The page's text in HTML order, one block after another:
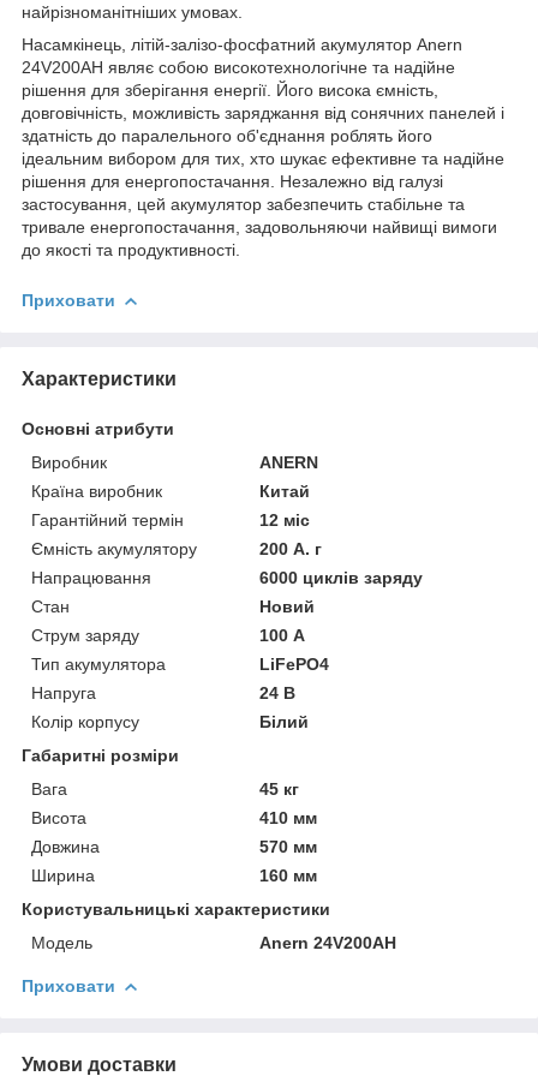
найрізноманітніших умовах.
Насамкінець, літій-залізо-фосфатний акумулятор Anern
24V200AH являє собою високотехнологічне та надійне
рішення для зберігання енергії. Його висока ємність,
довговічність, можливість заряджання від сонячних панелей і
здатність до паралельного об'єднання роблять його
ідеальним вибором для тих, хто шукає ефективне та надійне
рішення для енергопостачання. Незалежно від галузі
застосування, цей акумулятор забезпечить стабільне та
тривале енергопостачання, задовольняючи найвищі вимоги
до якості та продуктивності.
Приховати
Характеристики
Основні атрибути
Виробник
ANERN
Країна виробник
Китай
Гарантійний термін
12 міс
Ємність акумулятору
200 А. г
Напрацювання
6000 циклів заряду
Стан
Новий
Струм заряду
100 А
Тип акумулятора
LiFePO4
Напруга
24 В
Колір корпусу
Білий
Габаритні розміри
Вага
45 кг
Висота
410 мм
Довжина
570 мм
Ширина
160 мм
Користувальницькі характеристики
Мoдель
Anern 24V200AH
Приховати
Умови доставки